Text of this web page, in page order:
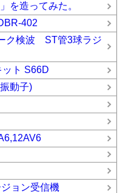
を造ってみた。
402
ク検波 ST管3球ラジ
ト S66D
動子)
ョン受信機